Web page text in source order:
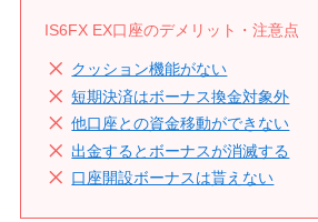
IS6FX EX口座のデメリット・注意点
クッション機能がない
短期決済はボーナス換金対象外
他口座との資金移動ができない
出金するとボーナスが消滅する
口座開設ボーナスは貰えない